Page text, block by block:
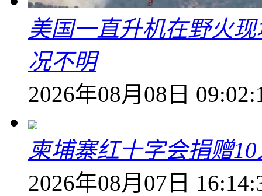
美国一直升机在野火
况不明
2026年08月08日
柬埔寨红十字会捐赠
2026年08月07日